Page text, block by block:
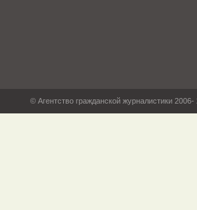
© Агентство гражданской журналистики